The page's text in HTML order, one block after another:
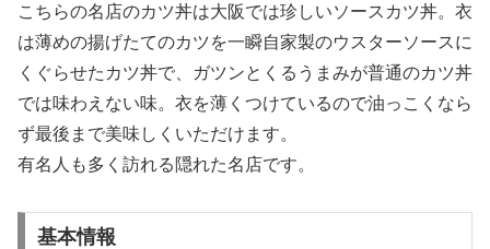
こちらの名店のカツ丼は大阪では珍しいソースカツ丼。衣
は薄めの揚げたてのカツを一瞬自家製のウスターソースに
くぐらせたカツ丼で、ガツンとくるうまみが普通のカツ丼
では味わえない味。衣を薄くつけているので油っこくなら
ず最後まで美味しくいただけます。
有名人も多く訪れる隠れた名店です。
基本情報